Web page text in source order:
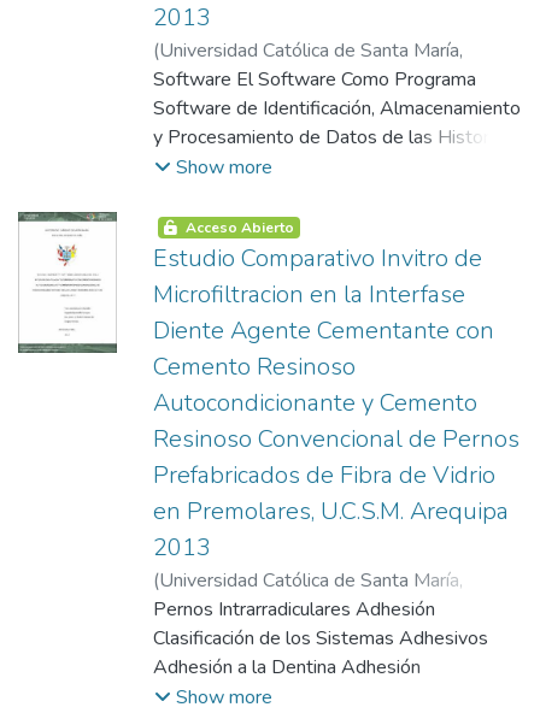
2013
(Universidad Católica de Santa María,
2005-08-13)Huanca Arroyo, Orializ
Software El Software Como Programa
Software de Identificación, Almacenamiento
y Procesamiento de Datos de las Historias
Clínicas Motivo de la Investigación Vistas
Almacenamiento, y Procesamiento de
Datos, en la Clínica Odontológica de la
Universidad Católica de Santa María,
Arequipa 2013 Planteamiento Operacional
Resultados
Show more
Acceso Abierto
Estudio Comparativo Invitro de
Microfiltracion en la Interfase
Diente Agente Cementante con
Cemento Resinoso
Autocondicionante y Cemento
Resinoso Convencional de Pernos
Prefabricados de Fibra de Vidrio
en Premolares, U.C.S.M. Arequipa
2013
(Universidad Católica de Santa María,
2005-08-13)Quintanilla Velásquez,
Magnolia
Pernos Intrarradiculares Adhesión
Clasificación de los Sistemas Adhesivos
Adhesión a la Dentina Adhesión
Intrarradicular Cementos Adhesivos
Show more